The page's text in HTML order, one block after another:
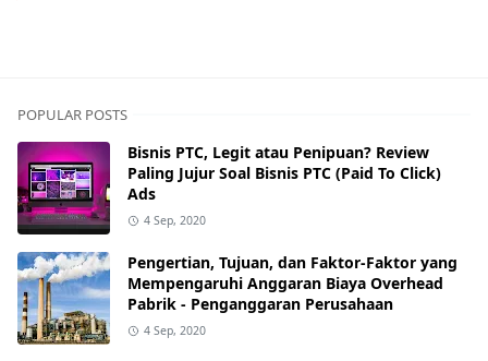
POPULAR POSTS
Bisnis PTC, Legit atau Penipuan? Review
Paling Jujur Soal Bisnis PTC (Paid To Click)
Ads
4 Sep, 2020
Pengertian, Tujuan, dan Faktor-Faktor yang
Mempengaruhi Anggaran Biaya Overhead
Pabrik - Penganggaran Perusahaan
4 Sep, 2020